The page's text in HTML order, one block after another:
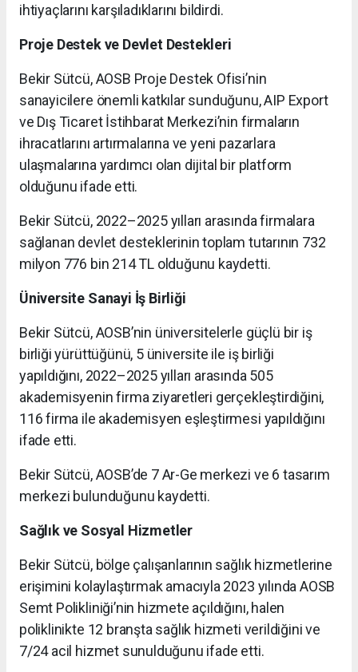
ihtiyaçlarını karşıladıklarını bildirdi.
Proje Destek ve Devlet Destekleri
Bekir Sütcü, AOSB Proje Destek Ofisi’nin
sanayicilere önemli katkılar sunduğunu, AIP Export
ve Dış Ticaret İstihbarat Merkezi’nin firmaların
ihracatlarını artırmalarına ve yeni pazarlara
ulaşmalarına yardımcı olan dijital bir platform
olduğunu ifade etti.
Bekir Sütcü, 2022–2025 yılları arasında firmalara
sağlanan devlet desteklerinin toplam tutarının 732
milyon 776 bin 214 TL olduğunu kaydetti.
Üniversite Sanayi İş Birliği
Bekir Sütcü, AOSB’nin üniversitelerle güçlü bir iş
birliği yürüttüğünü, 5 üniversite ile iş birliği
yapıldığını, 2022–2025 yılları arasında 505
akademisyenin firma ziyaretleri gerçekleştirdiğini,
116 firma ile akademisyen eşleştirmesi yapıldığını
ifade etti.
Bekir Sütcü, AOSB’de 7 Ar-Ge merkezi ve 6 tasarım
merkezi bulunduğunu kaydetti.
Sağlık ve Sosyal Hizmetler
Bekir Sütcü, bölge çalışanlarının sağlık hizmetlerine
erişimini kolaylaştırmak amacıyla 2023 yılında AOSB
Semt Polikliniği’nin hizmete açıldığını, halen
poliklinikte 12 branşta sağlık hizmeti verildiğini ve
7/24 acil hizmet sunulduğunu ifade etti.